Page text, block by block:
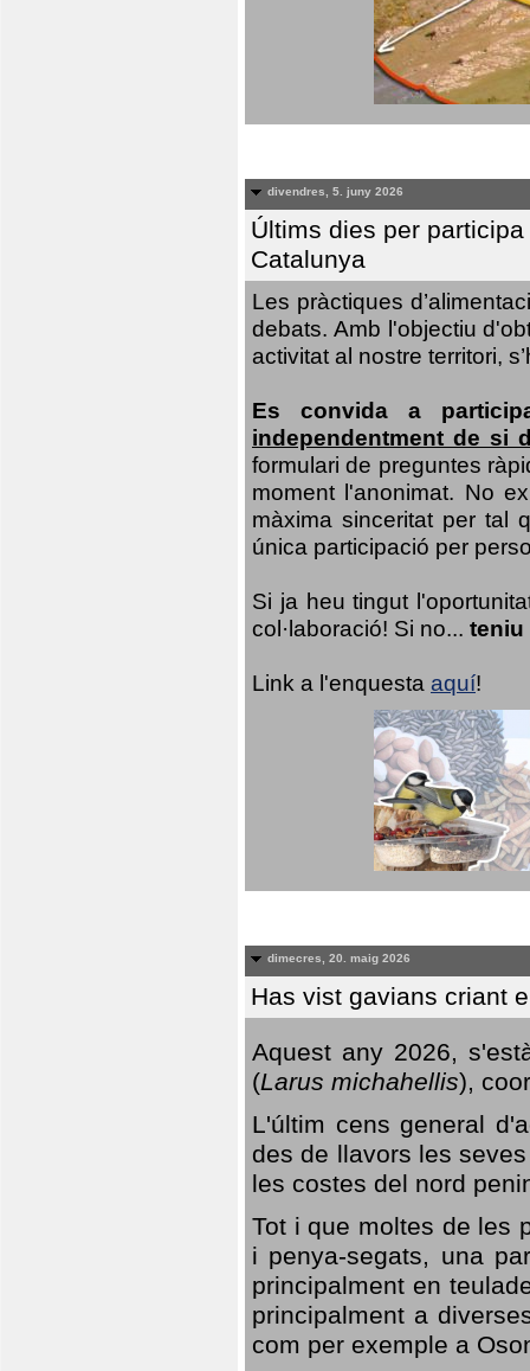
divendres, 5. juny 2026
Últims dies per
Catalunya
Les pràctiques
debats. Amb l'objectiu
activitat al nostre territori,
Es convida a
independentment de si
formulari de preguntes
moment l'anonimat. No
màxima sinceritat per tal
única participació per
Si ja heu tingut
col·laboració! Si no... teniu
Link a l'enquesta aquí!
dimecres, 20. maig 2026
Has vist gavians criant
Aquest any 2026,
(Larus michahellis),
L'últim cens general
des de llavors les
les costes del nord
Tot i que moltes de les
i penya-segats, una
principalment en
principalment a
com per exemple a